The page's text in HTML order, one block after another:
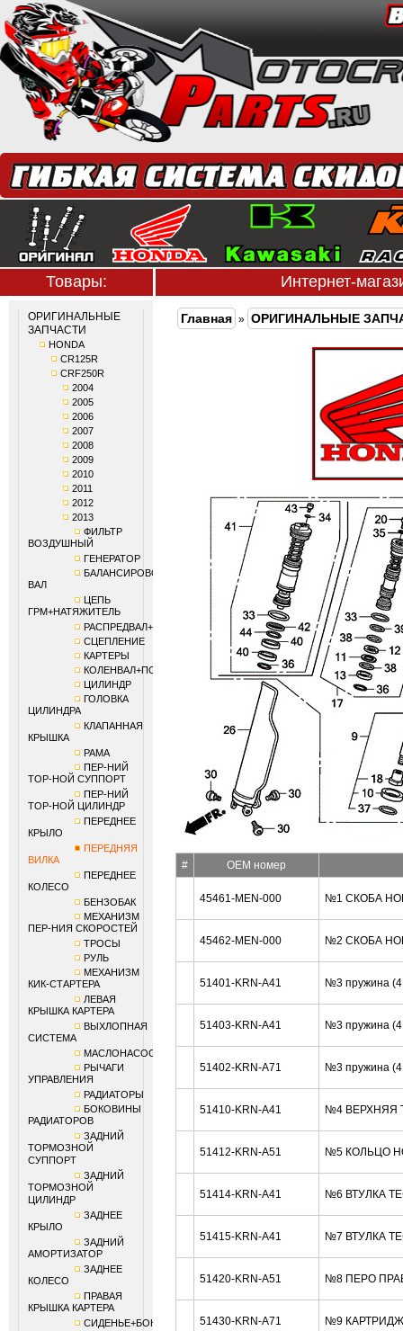
Товары: Интернет-
ОРИГИНАЛЬНЫЕ
ЗАПЧАСТИ
HONDA
CR125R
CRF250R
2004
2005
2006
2007
2008
2009
2010
2011
2012
2013
ФИЛЬТР
ВОЗДУШНЫЙ
ГЕНЕРАТОР
БАЛАНСИРОВОЧНЫЙ
ВАЛ
ЦЕПЬ
ГРМ+НАТЯЖИТЕЛЬ
РАСПРЕДВАЛ+КЛАПАНЫ
СЦЕПЛЕНИЕ
КАРТЕРЫ
КОЛЕНВАЛ+ПОРШЕНЬ
ЦИЛИНДР
ГОЛОВКА
ЦИЛИНДРА
КЛАПАННАЯ
КРЫШКА
РАМА
ПЕР-НИЙ
ТОР-НОЙ СУППОРТ
ПЕР-НИЙ
ТОР-НОЙ ЦИЛИНДР
ПЕРЕДНЕЕ
КРЫЛО
ПЕРЕДНЯЯ
ВИЛКА
ПЕРЕДНЕЕ
КОЛЕСО
БЕНЗОБАК
МЕХАНИЗМ
ПЕР-НИЯ СКОРОСТЕЙ
ТРОСЫ
РУЛЬ
МЕХАНИЗМ
КИК-СТАРТЕРА
ЛЕВАЯ
КРЫШКА КАРТЕРА
ВЫХЛОПНАЯ
СИСТЕМА
МАСЛОНАСОС
РЫЧАГИ
УПРАВЛЕНИЯ
РАДИАТОРЫ
БОКОВИНЫ
РАДИАТОРОВ
ЗАДНИЙ
ТОРМОЗНОЙ
СУППОРТ
ЗАДНИЙ
ТОРМОЗНОЙ
ЦИЛИНДР
ЗАДНЕЕ
КРЫЛО
ЗАДНИЙ
АМОРТИЗАТОР
ЗАДНЕЕ
КОЛЕСО
ПРАВАЯ
КРЫШКА КАРТЕРА
СИДЕНЬЕ+БОКОВИНЫ
Главная » ОРИГИНАЛЬНЫЕ
# OEM номер
45461-MEN-000 №1 СКОБА
45462-MEN-000 №2 СКОБА
51401-KRN-A41 №3 пружина
51403-KRN-A41 №3 пружина
51402-KRN-A71 №3 пружина
51410-KRN-A41 №4 ВЕРХНЯЯ
51412-KRN-A51 №5 КОЛЬЦО
51414-KRN-A41 №6 ВТУЛКА
51415-KRN-A41 №7 ВТУЛКА
51420-KRN-A51 №8 ПЕРО
51430-KRN-A71 №9 КАРТРИДЖ